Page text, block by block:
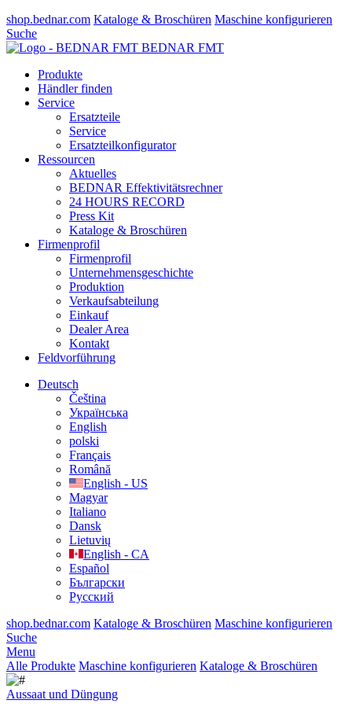
shop.bednar.com Kataloge & Broschüren Maschine konfigurieren
Suche
BEDNAR FMT
Produkte
Händler finden
Service
Ersatzteile
Service
Ersatzteilkonfigurator
Ressourcen
Aktuelles
BEDNAR Effektivitätsrechner
24 HOURS RECORD
Press Kit
Kataloge & Broschüren
Firmenprofil
Firmenprofil
Unternehmensgeschichte
Produktion
Verkaufsabteilung
Einkauf
Dealer Area
Kontakt
Feldvorführung
Deutsch
Čeština
Українська
English
polski
Français
Română
English - US
Magyar
Italiano
Dansk
Lietuvių
English - CA
Español
Български
Русский
shop.bednar.com Kataloge & Broschüren Maschine konfigurieren
Suche
Menu
Alle Produkte Maschine konfigurieren Kataloge & Broschüren
Aussaat und Düngung